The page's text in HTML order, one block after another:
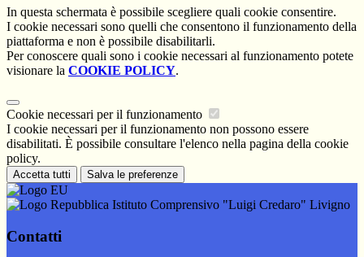
In questa schermata è possibile scegliere quali cookie consentire.
I cookie necessari sono quelli che consentono il funzionamento della
piattaforma e non è possibile disabilitarli.
Per conoscere quali sono i cookie necessari al funzionamento potete
visionare la COOKIE POLICY.
Cookie necessari per il funzionamento
I cookie necessari per il funzionamento non possono essere
disabilitati. È possibile consultare l'elenco nella pagina della cookie
policy.
Accetta tutti Salva le preferenze
Istituto Comprensivo "Luigi Credaro" Livigno
Contatti